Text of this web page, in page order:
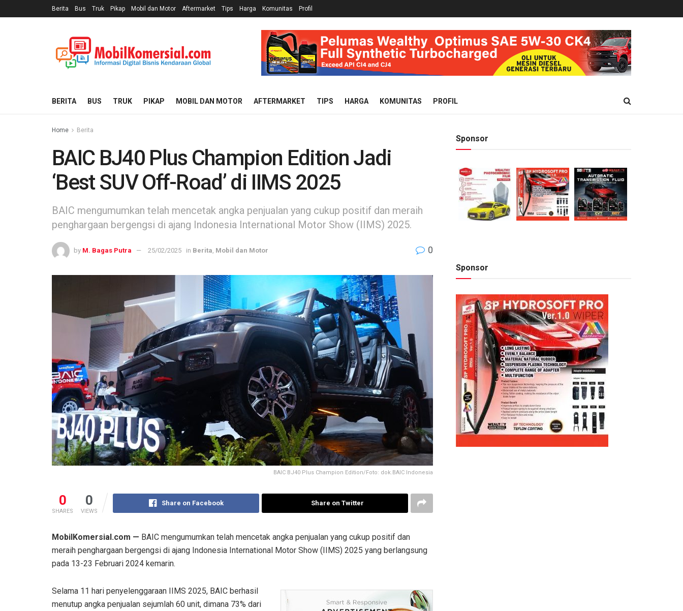
Berita Bus Truk Pikap Mobil dan Motor Aftermarket Tips Harga Komunitas Profil
BERITA BUS TRUK PIKAP MOBIL DAN MOTOR AFTERMARKET TIPS HARGA KOMUNITAS PROFIL
Home Berita
BAIC BJ40 Plus Champion Edition Jadi
‘Best SUV Off-Road’ di IIMS 2025
BAIC mengumumkan telah mencetak angka penjualan yang cukup positif dan meraih
penghargaan bergengsi di ajang Indonesia International Motor Show (IIMS) 2025.
by M. Bagas Putra 25/02/2025 in Berita Mobil dan Motor 0
BAIC BJ40 Plus Champion Edition/Foto: dok.BAIC Indonesia
0
SHARES
0
VIEWS
Share on Facebook Share on Twitter
MobilKomersial.com — BAIC mengumumkan telah mencetak angka penjualan yang cukup positif dan
meraih penghargaan bergengsi di ajang Indonesia International Motor Show (IIMS) 2025 yang berlangsung
pada 13-23 Februari 2024 kemarin.
Selama 11 hari penyelenggaraan IIMS 2025, BAIC berhasil
menutup angka penjualan sejumlah 60 unit, dimana 73% dari
Sponsor
Sponsor